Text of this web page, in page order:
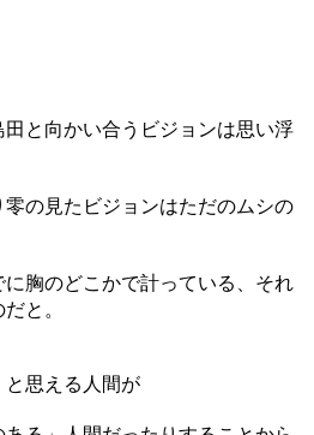
と向かい合うビジョンは思い浮
の見たビジョンはただのムシの
胸のどこかで計っている、それ
と。
と思える人間が